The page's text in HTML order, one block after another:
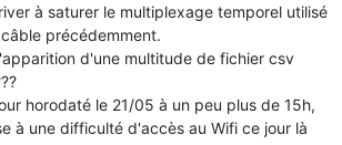
cmnd/tasmota_F5BCD0/
cmnd/DVES_F5BCD0_fb/
(QIO)
8192
à saturer le multiplexage temporel utilisé
précédemment.
d'une multitude de fichier csv
horodaté le 21/05 à un peu plus de 15h,
à une difficulté d'accès au Wifi ce jour là